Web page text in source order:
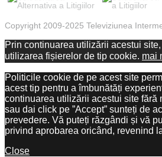
Copyright 2009-2025 Televiziunea
Prin continuarea utilizării acestui
utilizarea fișierelor de tip cookie. mai
Politicile cookie de pe acest site
acest tip pentru a îmbunătăți
continuarea utilizării acestui site fără
sau dai click pe ”Accept” sunteți de
prevedere. Vă puteți răzgândi și vă
privind aprobarea oricând, revenind
Close